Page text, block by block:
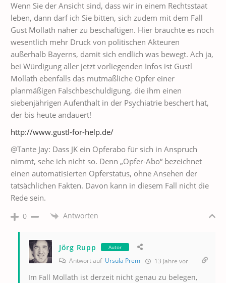
Wenn Sie der Ansicht sind, dass wir in einem Rechtsstaat
leben, dann darf ich Sie bitten, sich zudem mit dem Fall
Gust Mollath näher zu beschäftigen. Hier bräuchte es noch
wesentlich mehr Druck von politischen Akteuren
außerhalb Bayerns, damit sich endlich was bewegt. Ach ja,
bei Würdigung aller jetzt vorliegenden Infos ist Gustl
Mollath ebenfalls das mutmaßliche Opfer einer
planmäßigen Falschbeschuldigung, die ihm einen
siebenjährigen Aufenthalt in der Psychiatrie beschert hat,
der bis heute andauert!
http://www.gustl-for-help.de/
@Tante Jay: Dass JK ein Opferabo für sich in Anspruch
nimmt, sehe ich nicht so. Denn „Opfer-Abo“ bezeichnet
einen automatisierten Opferstatus, ohne Ansehen der
tatsächlichen Fakten. Davon kann in diesem Fall nicht die
Rede sein.
0 Antworten
Jörg Rupp Autor
Antwort auf Ursula Prem 13 Jahre vor
Im Fall Mollath ist derzeit nicht genau zu belegen,